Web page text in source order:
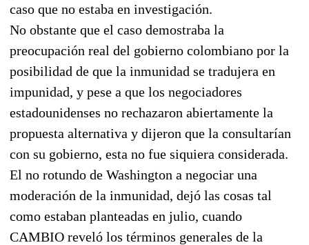
caso que no estaba en investigación.
No obstante que el caso demostraba la
preocupación real del gobierno colombiano por la
posibilidad de que la inmunidad se tradujera en
impunidad, y pese a que los negociadores
estadounidenses no rechazaron abiertamente la
propuesta alternativa y dijeron que la consultarían
con su gobierno, esta no fue siquiera considerada.
El no rotundo de Washington a negociar una
moderación de la inmunidad, dejó las cosas tal
como estaban planteadas en julio, cuando
CAMBIO reveló los términos generales de la